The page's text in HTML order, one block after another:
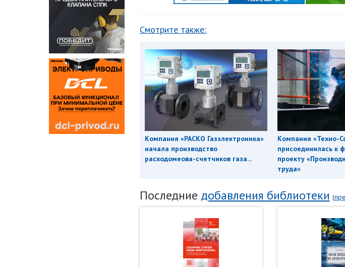
Смотрите также:
Компания «РАСКО Газэлектроника»
начала производство
расходомеова-счетчиков газа...
Компания «Техно-
присоединилась к
проекту
труда»
Последние добавления библиотеки (